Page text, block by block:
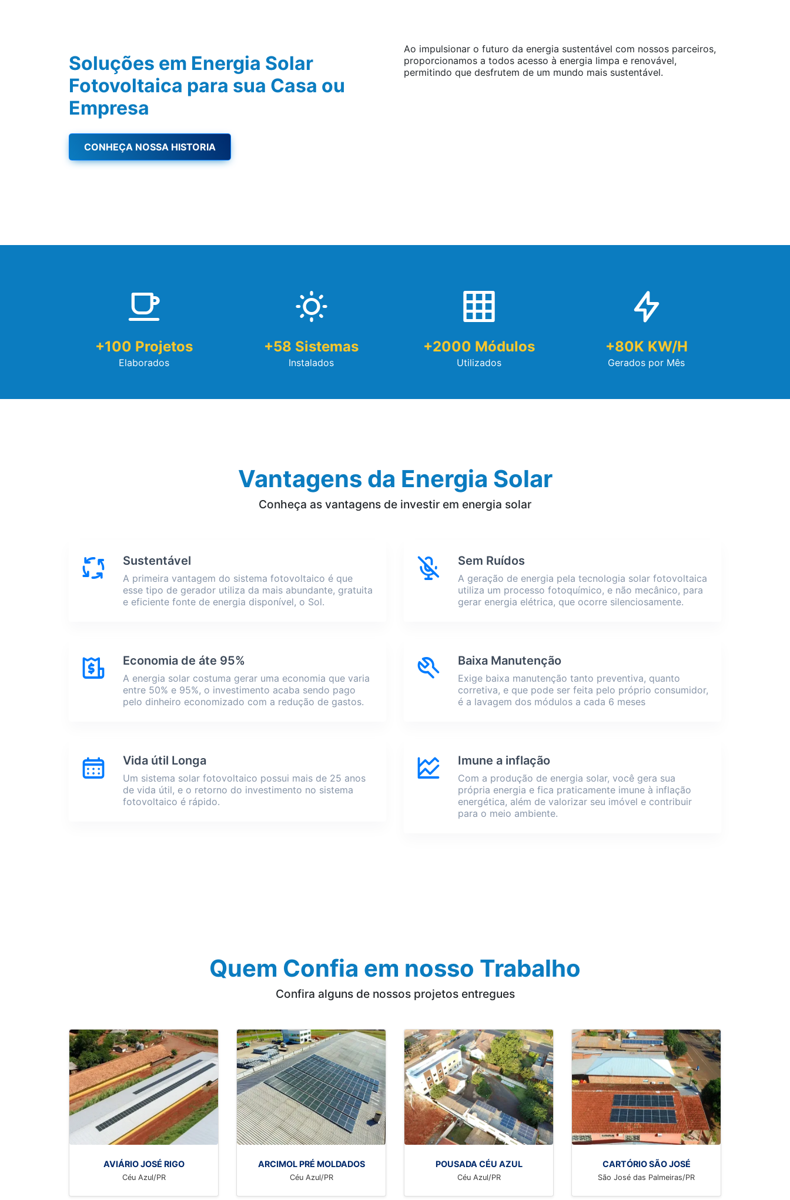
Soluções em Energia Solar
Fotovoltaica para sua Casa ou
Empresa
CONHEÇA NOSSA HISTORIA
Ao impulsionar o futuro da energia sustentável com nossos parceiros,
proporcionamos a todos acesso à energia limpa e renovável,
permitindo que desfrutem de um mundo mais sustentável.
+100 Projetos
Elaborados
+58 Sistemas
Instalados
+2000 Módulos
Utilizados
+80K KW/h
Gerados por Mês
Vantagens da Energia Solar
Conheça as vantagens de investir em energia solar
Sustentável
A primeira vantagem do sistema fotovoltaico é que
esse tipo de gerador utiliza da mais abundante, gratuita
e eficiente fonte de energia disponível, o Sol.
Sem Ruídos
A geração de energia pela tecnologia solar fotovoltaica
utiliza um processo fotoquímico, e não mecânico, para
gerar energia elétrica, que ocorre silenciosamente.
Economia de áte 95%
A energia solar costuma gerar uma economia que varia
entre 50% e 95%, o investimento acaba sendo pago
pelo dinheiro economizado com a redução de gastos.
Baixa Manutenção
Exige baixa manutenção tanto preventiva, quanto
corretiva, e que pode ser feita pelo próprio consumidor,
é a lavagem dos módulos a cada 6 meses
Vida útil Longa
Um sistema solar fotovoltaico possui mais de 25 anos
de vida útil, e o retorno do investimento no sistema
fotovoltaico é rápido.
Imune a inflação
Com a produção de energia solar, você gera sua
própria energia e fica praticamente imune à inflação
energética, além de valorizar seu imóvel e contribuir
para o meio ambiente.
Quem Confia em nosso Trabalho
Confira alguns de nossos projetos entregues
AVIÁRIO JOSÉ RIGO
Céu Azul/PR
ARCIMOL PRÉ MOLDADOS
Céu Azul/PR
POUSADA CÉU AZUL
Céu Azul/PR
CARTÓRIO SÃO JOSÉ
São José das Palmeiras/PR